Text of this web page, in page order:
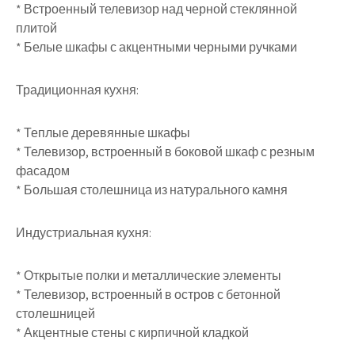
* Встроенный телевизор над черной стеклянной
плитой
* Белые шкафы с акцентными черными ручками
Традиционная кухня:
* Теплые деревянные шкафы
* Телевизор, встроенный в боковой шкаф с резным
фасадом
* Большая столешница из натурального камня
Индустриальная кухня:
* Открытые полки и металлические элементы
* Телевизор, встроенный в остров с бетонной
столешницей
* Акцентные стены с кирпичной кладкой